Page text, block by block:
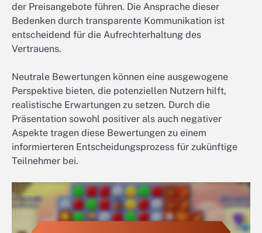
der Preisangebote führen. Die Ansprache dieser
Bedenken durch transparente Kommunikation ist
entscheidend für die Aufrechterhaltung des
Vertrauens.
Neutrale Bewertungen können eine ausgewogene
Perspektive bieten, die potenziellen Nutzern hilft,
realistische Erwartungen zu setzen. Durch die
Präsentation sowohl positiver als auch negativer
Aspekte tragen diese Bewertungen zu einem
informierteren Entscheidungsprozess für zukünftige
Teilnehmer bei.